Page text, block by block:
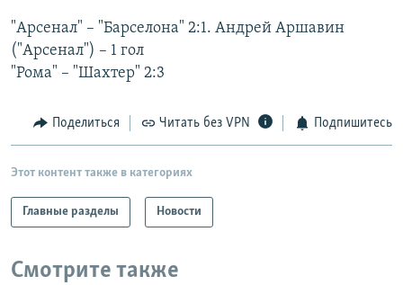
РАСПИСАНИЕ ВЕЩАНИЯ
ПОДПИШИТЕСЬ НА РАССЫЛКУ
Все сайты РСЕ/РС
"Арсенал" – "Барселона" 2:1. Андрей Аршавин
("Арсенал") – 1 гол
"Рома" – "Шахтер" 2:3
Поделиться Читать без VPN Подпишитесь
Этот контент также в категориях
Главные разделы Новости
Смотрите также